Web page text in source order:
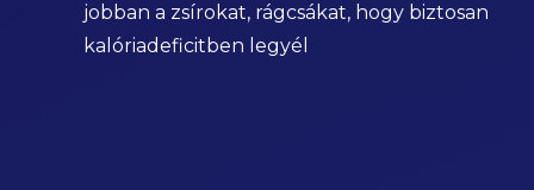
jobban a zsírokat, rágcsákat, hogy biztosan
kalóriadeficitben legyél